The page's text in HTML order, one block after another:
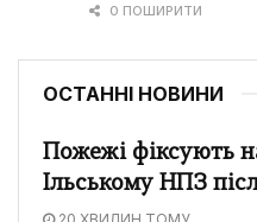
0 ПОШИРИТИ
ОСТАННІ НОВИНИ
Пожежі фіксують
Ільському НПЗ